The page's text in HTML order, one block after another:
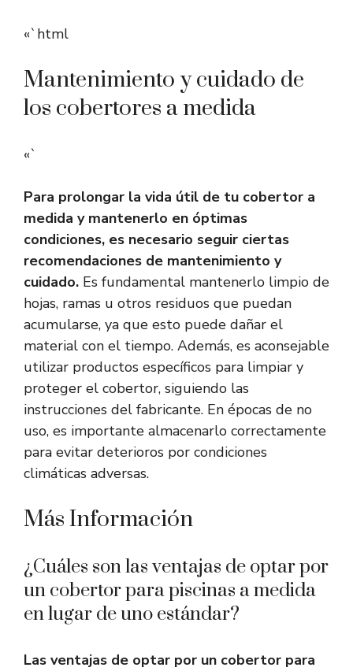
«`html
Mantenimiento y cuidado de
los cobertores a medida
«`
Para prolongar la vida útil de tu cobertor a
medida y mantenerlo en óptimas
condiciones, es necesario seguir ciertas
recomendaciones de mantenimiento y
cuidado. Es fundamental mantenerlo limpio de
hojas, ramas u otros residuos que puedan
acumularse, ya que esto puede dañar el
material con el tiempo. Además, es aconsejable
utilizar productos específicos para limpiar y
proteger el cobertor, siguiendo las
instrucciones del fabricante. En épocas de no
uso, es importante almacenarlo correctamente
para evitar deterioros por condiciones
climáticas adversas.
Más Información
¿Cuáles son las ventajas de optar por
un cobertor para piscinas a medida
en lugar de uno estándar?
Las ventajas de optar por un cobertor para